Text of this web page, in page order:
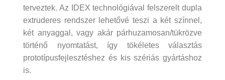
terveztek. Az IDEX technológiával felszerelt dupla
extruderes rendszer lehetővé teszi a két színnel,
két anyaggal, vagy akár párhuzamosan/tükrözve
történő nyomtatást, így tökéletes választás
prototípusfejlesztéshez és kis szériás gyártáshoz
is.